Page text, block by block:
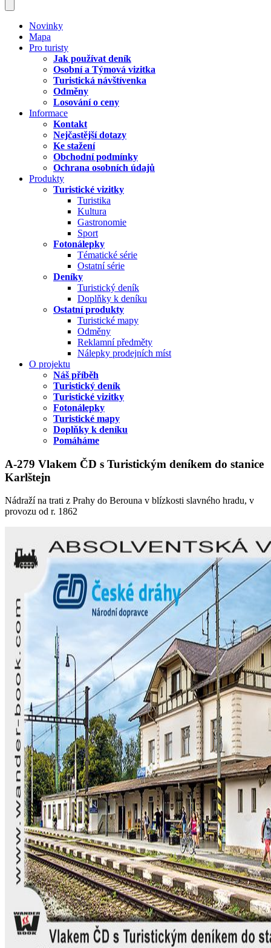
Novinky
Mapa
Pro turisty
Jak používat deník
Osobní a Týmová vizitka
Turistická návštívenka
Odměny
Losování o ceny
Informace
Kontakt
Nejčastější dotazy
Ke stažení
Obchodní podmínky
Ochrana osobních údajů
Produkty
Turistické vizitky
Turistika
Kultura
Gastronomie
Sport
Fotonálepky
Tématické série
Ostatní série
Deníky
Turistický deník
Doplňky k deníku
Ostatní produkty
Turistické mapy
Odměny
Reklamní předměty
Nálepky prodejních míst
O projektu
Náš příběh
Turistický deník
Turistické vizitky
Fotonálepky
Turistické mapy
Doplňky k deníku
Pomáháme
A-279 Vlakem ČD s Turistickým deníkem do stanice
Karlštejn
Nádraží na trati z Prahy do Berouna v blízkosti slavného hradu, v
provozu od r. 1862